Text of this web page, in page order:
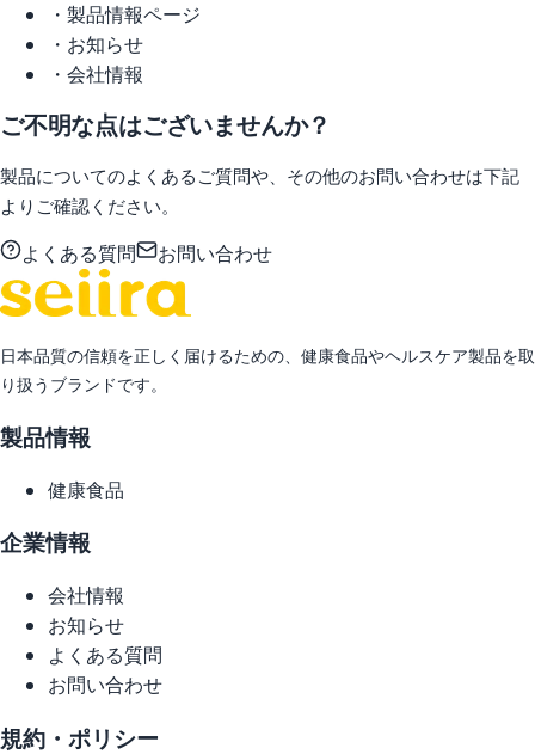
・製品情報ページ
・お知らせ
・会社情報
ご不明な点はございませんか？
製品についてのよくあるご質問や、その他のお問い合わせは下記
よりご確認ください。
よくある質問 お問い合わせ
日本品質の信頼を正しく届けるための、健康食品やヘルスケア製品を取
り扱うブランドです。
製品情報
健康食品
企業情報
会社情報
お知らせ
よくある質問
お問い合わせ
規約・ポリシー